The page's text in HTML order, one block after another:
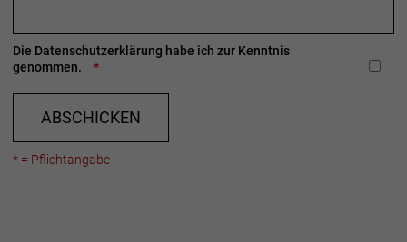
Die Datenschutzerklärung habe ich zur Kenntnis
genommen.
ABSCHICKEN
* = Pflichtangabe